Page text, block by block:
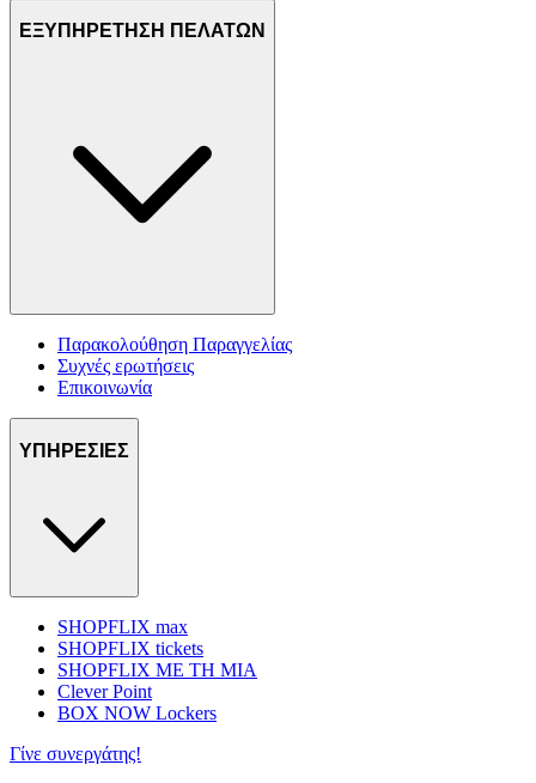
ΕΞΥΠΗΡΕΤΗΣΗ ΠΕΛΑΤΩΝ
Παρακολούθηση Παραγγελίας
Συχνές ερωτήσεις
Επικοινωνία
ΥΠΗΡΕΣΙΕΣ
SHOPFLIX max
SHOPFLIX tickets
SHOPFLIX ΜΕ ΤΗ ΜΙΑ
Clever Point
BOX NOW Lockers
Γίνε συνεργάτης!